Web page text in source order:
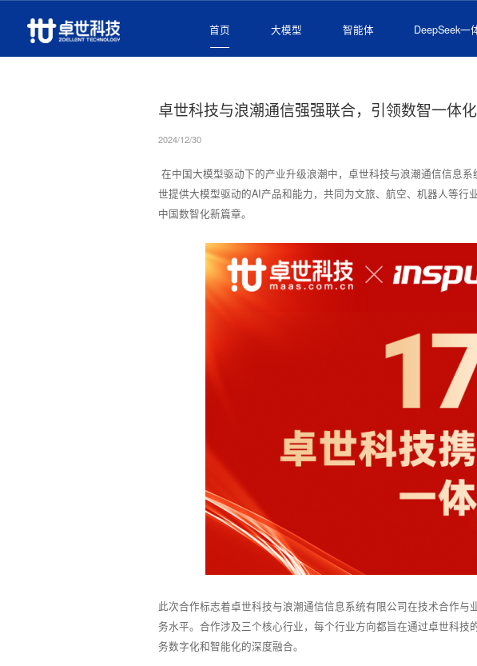
首页 大模型 智能体 DeepSeek一
公司新闻 公司新闻
卓世科技与浪潮通信强强联合，引领数智一体
2024/12/30
在中国大模型驱动下的产业升级浪潮中，卓世科技与浪潮通信信息
世提供大模型驱动的AI产品和能力，共同为文旅、航空、机器人等
中国数智化新篇章。
此次合作标志着卓世科技与浪潮通信信息系统有限公司在技术合作
务水平。合作涉及三个核心行业，每个行业方向都旨在通过卓世科
务数字化和智能化的深度融合。